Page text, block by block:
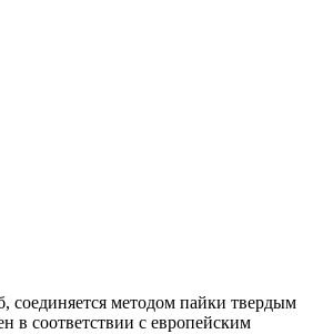
соединяется методом пайки твердым
в соответствии с европейским